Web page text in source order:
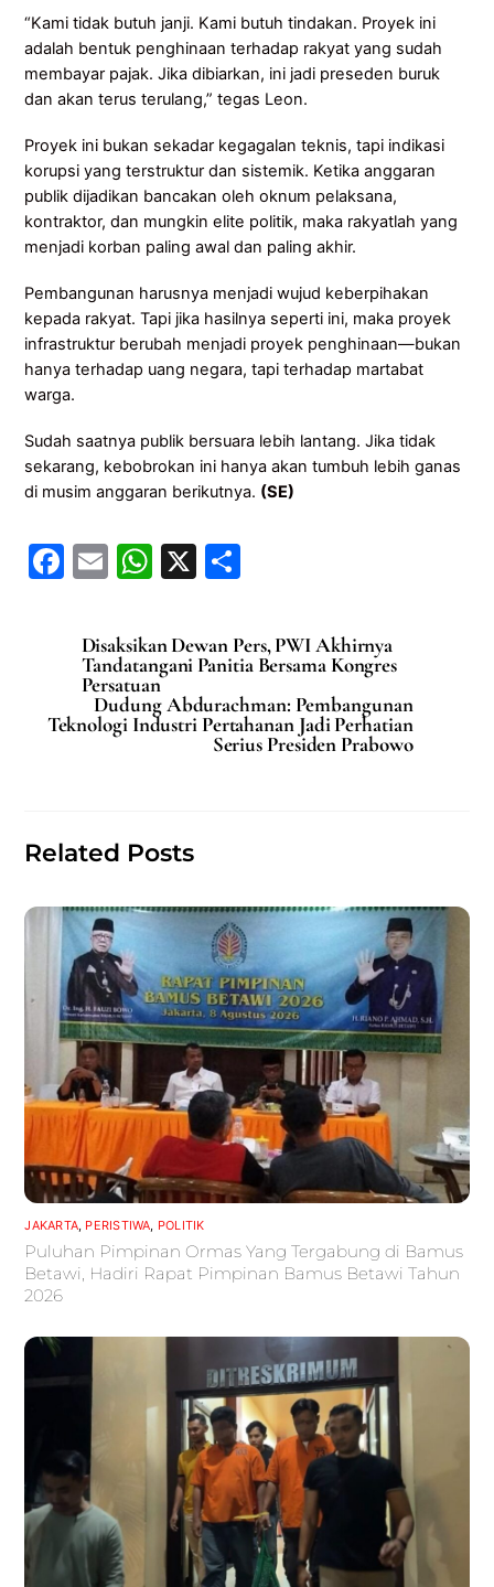
“Kami tidak butuh janji. Kami butuh tindakan. Proyek ini
adalah bentuk penghinaan terhadap rakyat yang sudah
membayar pajak. Jika dibiarkan, ini jadi preseden buruk
dan akan terus terulang,” tegas Leon.
Proyek ini bukan sekadar kegagalan teknis, tapi indikasi
korupsi yang terstruktur dan sistemik. Ketika anggaran
publik dijadikan bancakan oleh oknum pelaksana,
kontraktor, dan mungkin elite politik, maka rakyatlah yang
menjadi korban paling awal dan paling akhir.
Pembangunan harusnya menjadi wujud keberpihakan
kepada rakyat. Tapi jika hasilnya seperti ini, maka proyek
infrastruktur berubah menjadi proyek penghinaan—bukan
hanya terhadap uang negara, tapi terhadap martabat
warga.
Sudah saatnya publik bersuara lebih lantang. Jika tidak
sekarang, kebobrokan ini hanya akan tumbuh lebih ganas
di musim anggaran berikutnya. (SE)
F
c
e
b
o
E
ai
l
W
at
s
A
p
X
ar
e
Disaksikan Dewan Pers, PWI Akhirnya
Tandatangani Panitia Bersama Kongres
Persatuan
Dudung Abdurachman: Pembangunan
Teknologi Industri Pertahanan Jadi Perhatian
Serius Presiden Prabowo
Related Posts
JAKARTA, PERISTIWA POLITIK
Puluhan Pimpinan Ormas Yang Tergabung di Bamus
Betawi, Hadiri Rapat Pimpinan Bamus Betawi Tahun
2026